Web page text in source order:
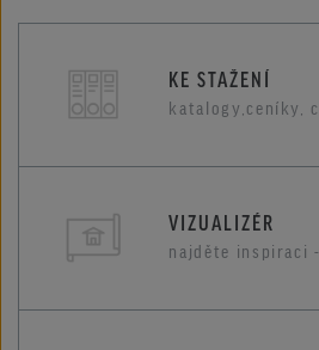
KE STAŽENÍ
katalogy,ceníky,
VIZUALIZÉR
najděte inspiraci